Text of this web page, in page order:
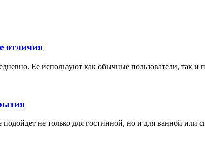
отличия
Ее используют как обычные пользователи, так и
не только для гостинной, но и для ванной или